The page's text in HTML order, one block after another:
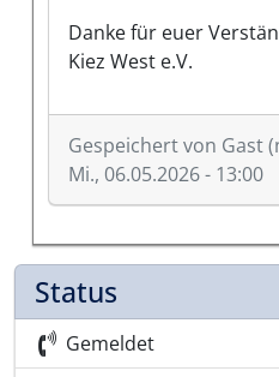
Danke für euer
Kiez West e.V.
Gespeichert von Gast
Mi., 06.05.2026 - 13:00
Status
Gemeldet